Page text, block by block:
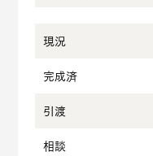
現況
完成済
引渡
相談